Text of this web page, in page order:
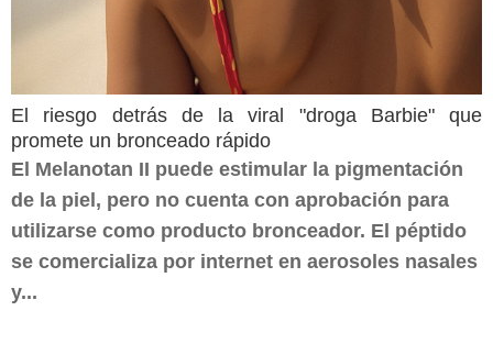
El riesgo detrás de la viral "droga Barbie" que
promete un bronceado rápido
El Melanotan II puede estimular la pigmentación
de la piel, pero no cuenta con aprobación para
utilizarse como producto bronceador. El péptido
se comercializa por internet en aerosoles nasales
y...